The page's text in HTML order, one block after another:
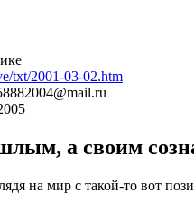
txt/2001-03-02.htm
а своим
на мир с такой-то вот